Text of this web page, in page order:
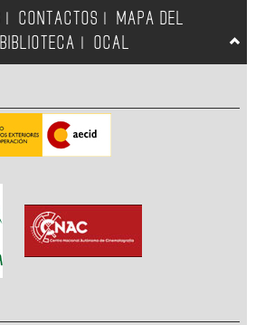
CONTACTOS
MAPA DEL
BIBLIOTECA OCAL